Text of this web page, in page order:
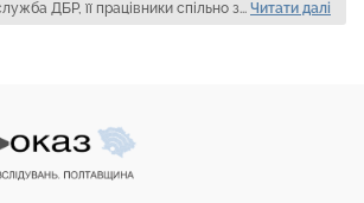
ДБР, її працівники спільно з... Читати далі